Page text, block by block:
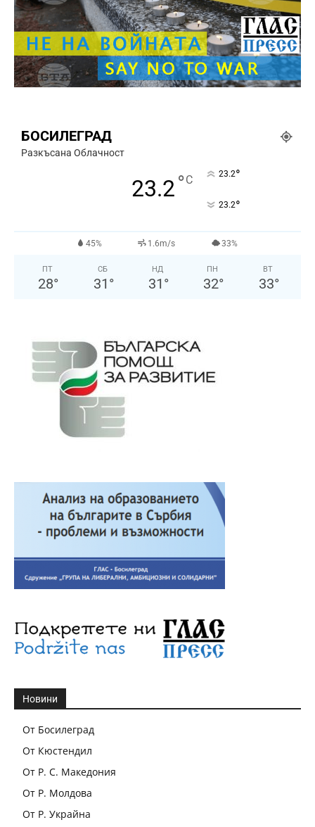
БОСИЛЕГРАД
Разкъсана Облачност
23.2°C 23.2°
23.2°
45% 1.6m/s 33%
ПТ
28°
СБ
31 °
НД
31 °
ПН
32°
ВТ
33°
Новини
От Босилеград
От Кюстендил
От Р. С. Македония
От Р. Молдова
От Р. Украйна